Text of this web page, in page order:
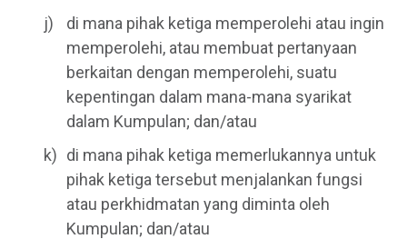
di mana pihak ketiga memperolehi atau ingin
memperolehi, atau membuat pertanyaan
berkaitan dengan memperolehi, suatu
kepentingan dalam mana-mana syarikat
dalam Kumpulan; dan/atau
di mana pihak ketiga memerlukannya untuk
pihak ketiga tersebut menjalankan fungsi
atau perkhidmatan yang diminta oleh
Kumpulan; dan/atau